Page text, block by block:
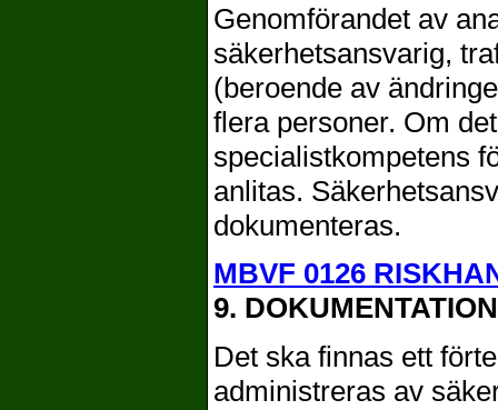
Genomförandet av
säkerhetsansvarig,
(beroende av
flera personer. Om
specialistkompetens
anlitas.
dokumenteras.
MBVF 0126
9. DOKUMENTATION
Det ska finnas ett
administreras av